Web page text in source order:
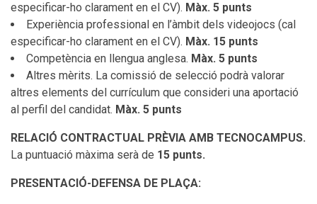
especificar-ho clarament en el CV). Màx. 5 punts
Experiència professional en l’àmbit dels videojocs (cal
especificar-ho clarament en el CV). Màx. 15 punts
Competència en llengua anglesa. Màx. 5 punts
Altres mèrits. La comissió de selecció podrà valorar
altres elements del currículum que consideri una aportació
al perfil del candidat. Màx. 5 punts
RELACIÓ CONTRACTUAL PRÈVIA AMB TECNOCAMPUS.
La puntuació màxima serà de 15 punts.
PRESENTACIÓ-DEFENSA DE PLAÇA: